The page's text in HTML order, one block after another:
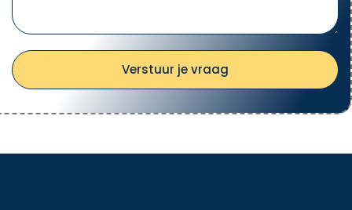
Verstuur je vraag